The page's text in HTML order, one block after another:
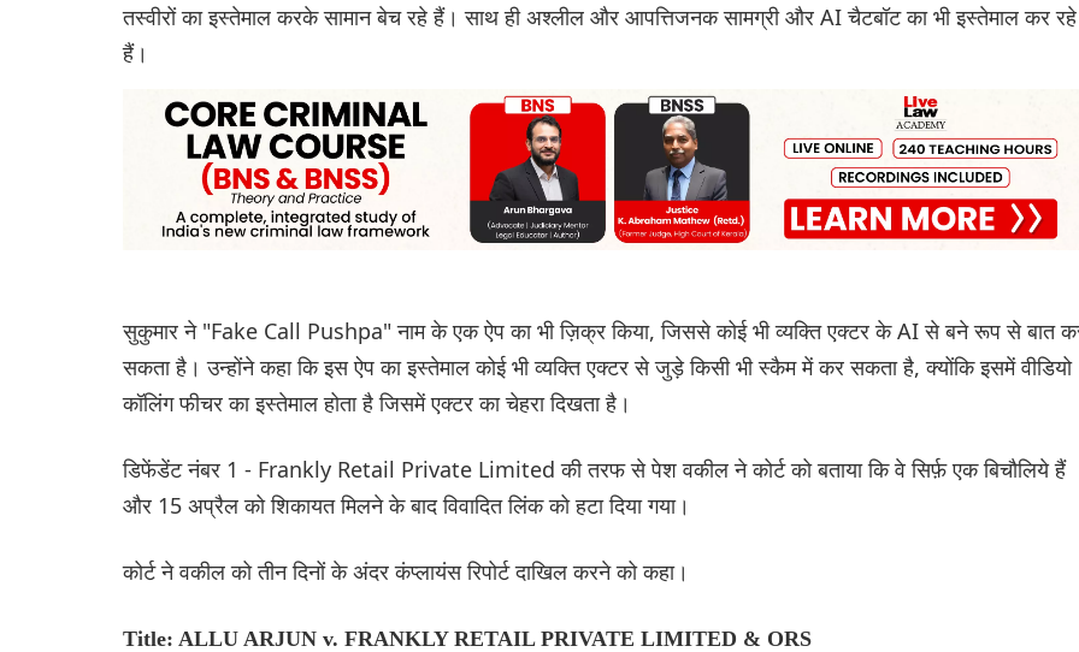
तस्वीरों का इस्तेमाल करके सामान बेच रहे हैं। साथ ही अश्लील और आपत्तिजनक सामग्री और AI चैटबॉट का भी इस्तेमाल कर रहे
हैं।
सुकुमार ने "Fake Call Pushpa" नाम के एक ऐप का भी ज़िक्र किया, जिससे कोई भी व्यक्ति एक्टर के AI से बने रूप से बात
सकता है। उन्होंने कहा कि इस ऐप का इस्तेमाल कोई भी व्यक्ति एक्टर से जुड़े किसी भी स्कैम में कर सकता है, क्योंकि इसमें वीडियो
कॉलिंग फीचर का इस्तेमाल होता है जिसमें एक्टर का चेहरा दिखता है।
डिफेंडेंट नंबर 1 - Frankly Retail Private Limited की तरफ से पेश वकील ने कोर्ट को बताया कि वे सिर्फ़ एक बिचौलिये हैं
और 15 अप्रैल को शिकायत मिलने के बाद विवादित लिंक को हटा दिया गया।
कोर्ट ने वकील को तीन दिनों के अंदर कंप्लायंस रिपोर्ट दाखिल करने को कहा।
Title: ALLU ARJUN v. FRANKLY RETAIL PRIVATE LIMITED & ORS